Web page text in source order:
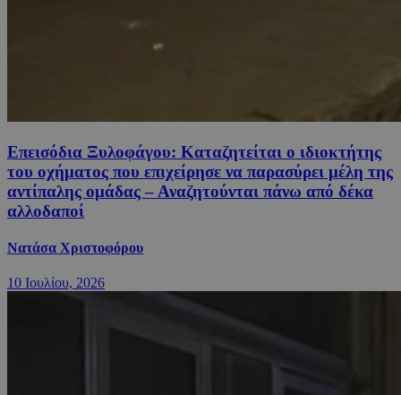
Επεισόδια Ξυλοφάγου: Καταζητείται ο ιδιοκτήτης
του οχήματος που επιχείρησε να παρασύρει μέλη της
αντίπαλης ομάδας – Αναζητούνται πάνω από δέκα
αλλοδαποί
Νατάσα Χριστοφόρου
10 Ιουλίου, 2026